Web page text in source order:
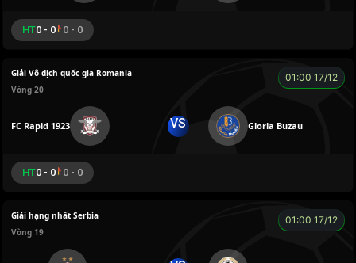
HT0 - 0 0 - 0
Giải Vô địch quốc gia Romania
Vòng 20
01:00 17/12
FC Rapid 1923 VS Gloria Buzau
HT0 - 0 0 - 0
Giải hạng nhất Serbia
Vòng 19
01:00 17/12